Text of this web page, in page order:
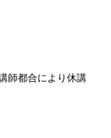
師都合により休講